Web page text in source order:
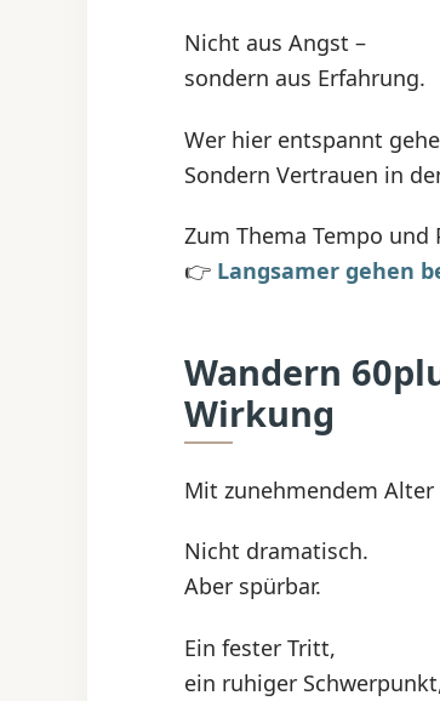
Nicht aus Angst –
sondern aus Erfahrung.
Wer hier entspannt
Sondern Vertrauen in
Zum Thema Tempo
👉 Langsamer gehen
Wandern
Wirkung
Mit zunehmendem
Nicht dramatisch.
Aber spürbar.
Ein fester Tritt,
ein ruhiger